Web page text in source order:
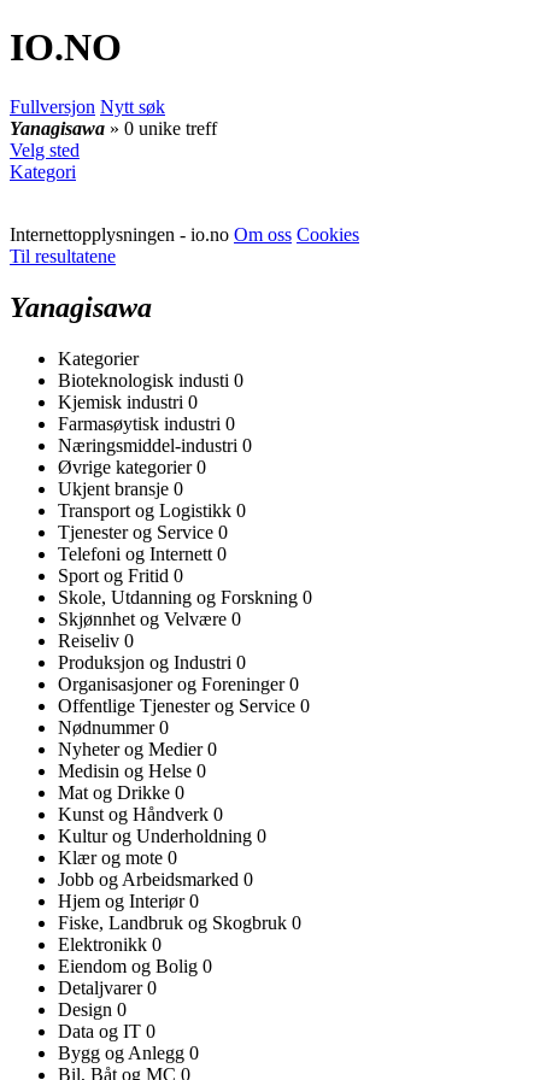
IO.NO
Fullversjon Nytt søk
Yanagisawa » 0 unike treff
Velg sted
Kategori
Internettopplysningen - io.no Om oss Cookies
Til resultatene
Yanagisawa
Kategorier
Bioteknologisk industi 0
Kjemisk industri 0
Farmasøytisk industri 0
Næringsmiddel-industri 0
Øvrige kategorier0
Ukjent bransje 0
Transport og Logistikk 0
Tjenester og Service 0
Telefoni og Internett 0
Sport og Fritid 0
Skole, Utdanning og Forskning 0
Skjønnhet og Velvære 0
Reiseliv 0
Produksjon og Industri 0
Organisasjoner og Foreninger0
Offentlige Tjenester og Service 0
Nødnummer0
Nyheter og Medier0
Medisin og Helse 0
Mat og Drikke 0
Kunst og Håndverk 0
Kultur og Underholdning 0
Klær og mote 0
Jobb og Arbeidsmarked 0
Hjem og Interiør0
Fiske, Landbruk og Skogbruk 0
Elektronikk 0
Eiendom og Bolig 0
Detaljvarer0
Design 0
Data og IT 0
Bygg og Anlegg 0
Bil, Båt og MC 0